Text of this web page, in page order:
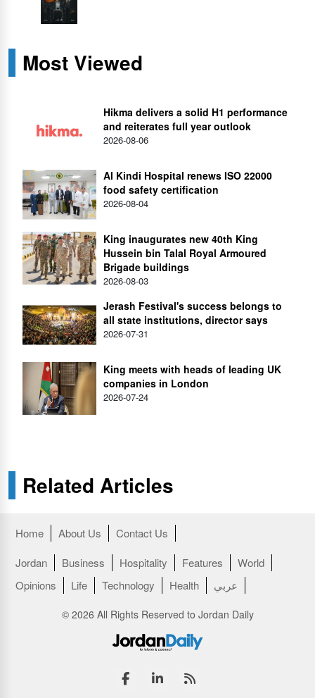
Most Viewed
Hikma delivers a solid H1 performance
and reiterates full year outlook
2026-08-06
Al Kindi Hospital renews ISO 22000
food safety certification
2026-08-04
King inaugurates new 40th King
Hussein bin Talal Royal Armoured
Brigade buildings
2026-08-03
Jerash Festival's success belongs to
all state institutions, director says
2026-07-31
King meets with heads of leading UK
companies in London
2026-07-24
Related Articles
Home About Us
Contact Us
Jordan
Business Hospitality Features
World
Opinions
Life Technology Health عربي
© 2026 All Rights Reserved to Jordan Daily